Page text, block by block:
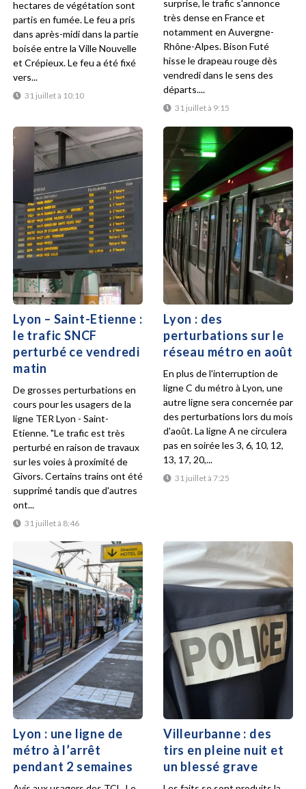
31 juillet à 10:10
hectares de végétation sont
partis en fumée. Le feu a pris
dans après-midi dans la partie
boisée entre la Ville Nouvelle
et Crépieux. Le feu a été fixé
vers...
31 juillet à 9:15
surprise, le trafic s'annonce
très dense en France et
notamment en Auvergne-
Rhône-Alpes. Bison Futé
hisse le drapeau rouge dès
vendredi dans le sens des
départs....
Lyon – Saint-Etienne :
le trafic SNCF
perturbé ce vendredi
matin
31 juillet à 8:46
De grosses perturbations en
cours pour les usagers de la
ligne TER Lyon - Saint-
Etienne. "Le trafic est très
perturbé en raison de travaux
sur les voies à proximité de
Givors. Certains trains ont été
supprimé tandis que d'autres
ont...
Lyon : des
perturbations sur le
réseau métro en août
31 juillet à 7:25
En plus de l'interruption de
ligne C du métro à Lyon, une
autre ligne sera concernée par
des perturbations lors du mois
d'août. La ligne A ne circulera
pas en soirée les 3, 6, 10, 12,
13, 17, 20,...
Lyon : une ligne de
métro à l’arrêt
pendant 2 semaines
Villeurbanne : des
tirs en pleine nuit et
un blessé grave